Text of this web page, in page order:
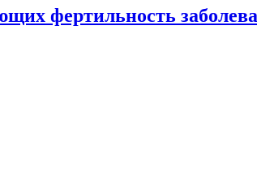
фертильность